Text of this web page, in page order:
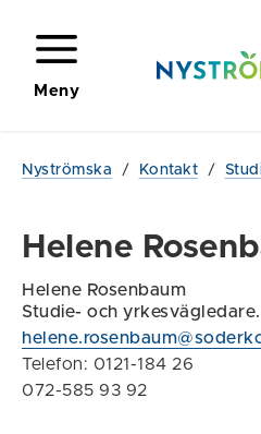
Meny
Nyströmska / Kontakt /
Helene
Helene Rosenbaum
Studie- och yrkesvägledare.
Telefon: 0121-184 26
072-585 93 92